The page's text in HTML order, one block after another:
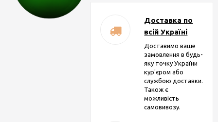
Доставка по
всій Україні
Доставимо ваше
замовлення в будь-
яку точку України
кур'єром або
службою доставки.
Також є
можливість
самовивозу.